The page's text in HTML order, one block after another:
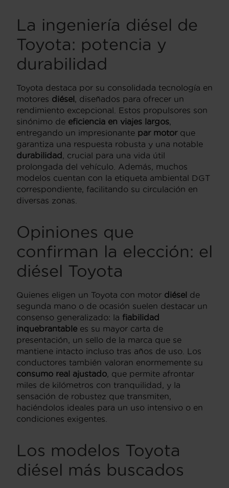
La ingeniería diésel de
Toyota: potencia y
durabilidad
Toyota destaca por su consolidada tecnología en
motores diésel , diseñados para ofrecer un
rendimiento excepcional. Estos propulsores son
sinónimo de eficiencia en viajes largos
entregando un impresionante par motorque
garantiza una respuesta robusta y una notable
durabilidad
, crucial para una vida útil
prolongada del vehículo. Además, muchos
modelos cuentan con la etiqueta ambiental DGT
correspondiente, facilitando su circulación en
diversas zonas.
Opiniones que
confirman la elección: el
diésel Toyota
Quienes eligen un Toyota con motor diésel de
segunda mano o de ocasión suelen destacar un
consenso generalizado: la fiabilidad
inquebrantable es su mayor carta de
presentación, un sello de la marca que se
mantiene intacto incluso tras años de uso. Los
conductores también valoran enormemente su
consumo real ajustado , que permite afrontar
miles de kilómetros con tranquilidad, y la
sensación de robustez que transmiten,
haciéndolos ideales para un uso intensivo o en
condiciones exigentes.
Los modelos Toyota
diésel más buscados